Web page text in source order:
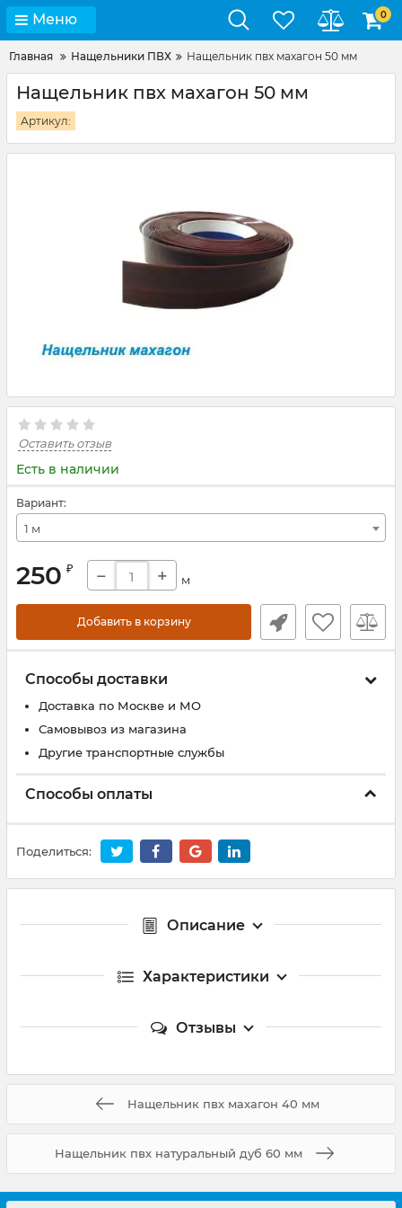
Меню 0
Главная Нащельники ПВХ Нащельник пвх махагон 50 мм
Нащельник пвх махагон 50 мм
Артикул:
Оставить отзыв
Есть в наличии
Вариант:
1 м
250 ₽ − + м
Добавить в корзину
Способы доставки
Доставка по Москве и МО
Самовывоз из магазина
Другие транспортные службы
Способы оплаты
Поделиться:
Описание
Характеристики
Отзывы
Нащельник пвх махагон 40 мм
Нащельник пвх натуральный дуб 60 мм